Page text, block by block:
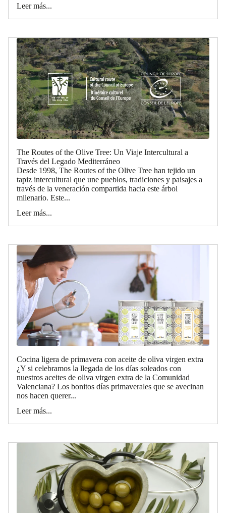
Leer más...
The Routes of the Olive Tree: Un Viaje Intercultural a
Través del Legado Mediterráneo
Desde 1998, The Routes of the Olive Tree han tejido un
tapiz intercultural que une pueblos, tradiciones y paisajes a
través de la veneración compartida hacia este árbol
milenario. Este...
Leer más...
Cocina ligera de primavera con aceite de oliva virgen extra
¿Y si celebramos la llegada de los días soleados con
nuestros aceites de oliva virgen extra de la Comunidad
Valenciana? Los bonitos días primaverales que se avecinan
nos hacen querer...
Leer más...